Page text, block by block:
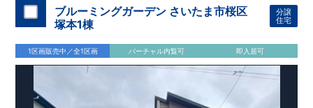
間取りのポイント
■ 1
号棟 LDK約19.5 帖のゆとりあるリビング ​陽当たりよく開放
感があります。
■共通
・主寝室は将来仕切れる可変型プラン ・2階洋室2部屋にウォー
クインクローゼット設置
太陽光発電（フラットプラン）採用 月額サービス料
ブルーミングガーデン さいたま市桜区
塚本1棟
分譲
住宅
1区画販売中／全1区画 バーチャル内覧可 即入居可